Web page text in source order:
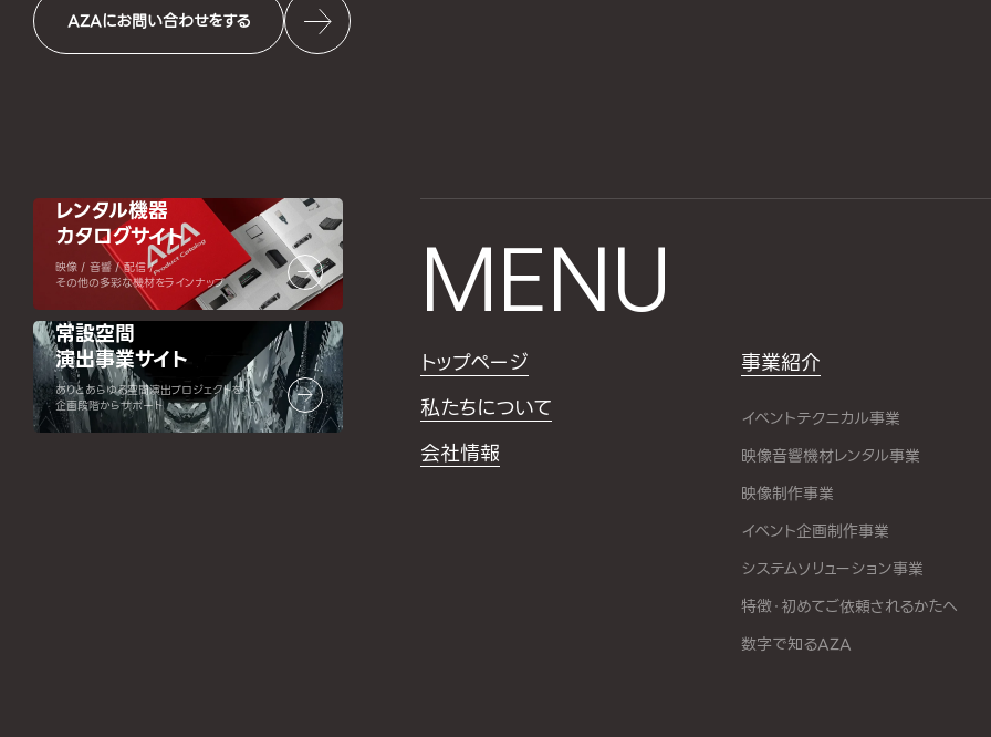
AZAにお問い合わせをする
レンタル機器
カタログサイト
映像 / 音響 / 配信 /
その他の多彩な機材をラインナップ
常設空間
演出事業サイト
ありとあらゆる空間演出プロジェクトを
企画段階からサポート
MENU
トップページ
私たちについて
会社情報
事業紹介
イベントテクニカル事業
映像音響機材レンタル事業
映像制作事業
イベント企画制作事業
システムソリューション事業
特徴・初めてご依頼されるかたへ
数字で知るAZA